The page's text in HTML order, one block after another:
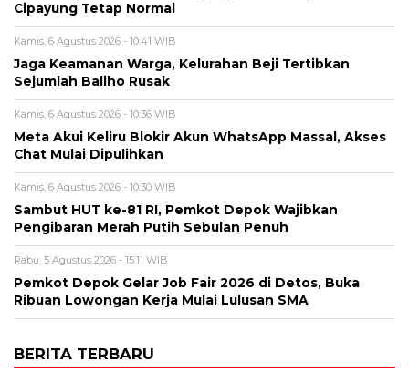
Cipayung Tetap Normal
Kamis, 6 Agustus 2026 - 10:41 WIB
Jaga Keamanan Warga, Kelurahan Beji Tertibkan
Sejumlah Baliho Rusak
Kamis, 6 Agustus 2026 - 10:36 WIB
Meta Akui Keliru Blokir Akun WhatsApp Massal, Akses
Chat Mulai Dipulihkan
Kamis, 6 Agustus 2026 - 10:30 WIB
Sambut HUT ke-81 RI, Pemkot Depok Wajibkan
Pengibaran Merah Putih Sebulan Penuh
Rabu, 5 Agustus 2026 - 15:11 WIB
Pemkot Depok Gelar Job Fair 2026 di Detos, Buka
Ribuan Lowongan Kerja Mulai Lulusan SMA
BERITA TERBARU